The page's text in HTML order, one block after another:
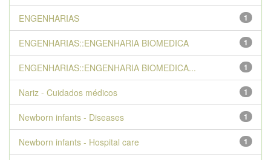
1
ENGENHARIAS
1
ENGENHARIAS::ENGENHARIA BIOMEDICA
1
ENGENHARIAS::ENGENHARIA BIOMEDICA...
1
Nariz - Cuidados médicos
1
Newborn infants - Diseases
1
Newborn infants - Hospital care